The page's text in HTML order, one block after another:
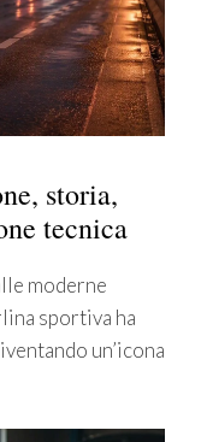
storia,
tecnica
moderne
sportiva ha
un’icona